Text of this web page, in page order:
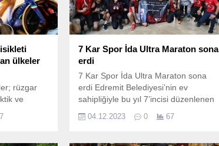
ülkeler
rüzgar
ve
7 Kar Spor İda Ultra Maraton sona
erdi
7 Kar Spor İda Ultra Maraton sona
erdi Edremit Belediyesi’nin ev
sahipliğiyle bu yıl 7’incisi düzenlenen
erdi.
04.12.2023 0 67